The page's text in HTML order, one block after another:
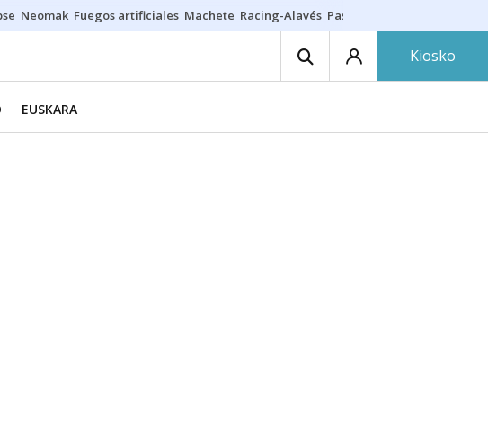
Neomak Fuegos artificiales Machete Racing-Alavés Paseíllo 7 agosto
Kiosko
EUSKARA